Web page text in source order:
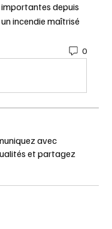
importantes depuis
incendie maîtrisé
0
avec
et partagez